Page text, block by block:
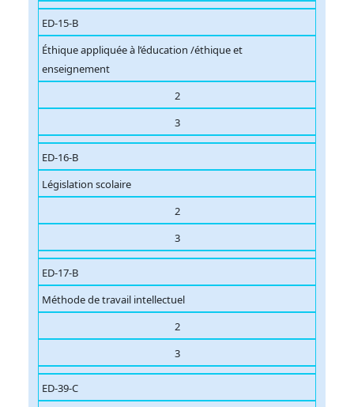
ED-15-B
Éthique appliquée à l’éducation /éthique et
enseignement
2
3
ED-16-B
Législation scolaire
2
3
ED-17-B
Méthode de travail intellectuel
2
3
ED-39-C